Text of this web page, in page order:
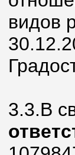
видов
3.3.В